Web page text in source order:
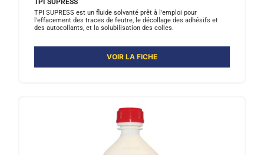
TPI SUPRESS
TPI SUPRESS est un fluide solvanté prêt à l'emploi pour
l'effacement des traces de feutre, le décollage des adhésifs et
des autocollants, et la solubilisation des colles.
VOIR LA FICHE